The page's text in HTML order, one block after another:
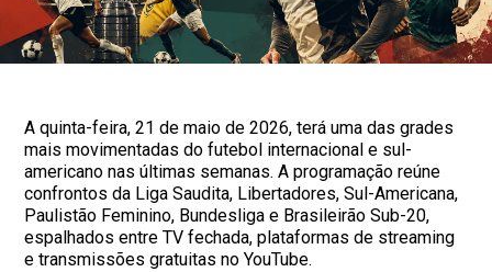
A quinta-feira, 21 de maio de 2026, terá uma das grades
mais movimentadas do futebol internacional e sul-
americano nas últimas semanas. A programação reúne
confrontos da Liga Saudita, Libertadores, Sul-Americana,
Paulistão Feminino, Bundesliga e Brasileirão Sub-20,
espalhados entre TV fechada, plataformas de streaming
e transmissões gratuitas no YouTube.